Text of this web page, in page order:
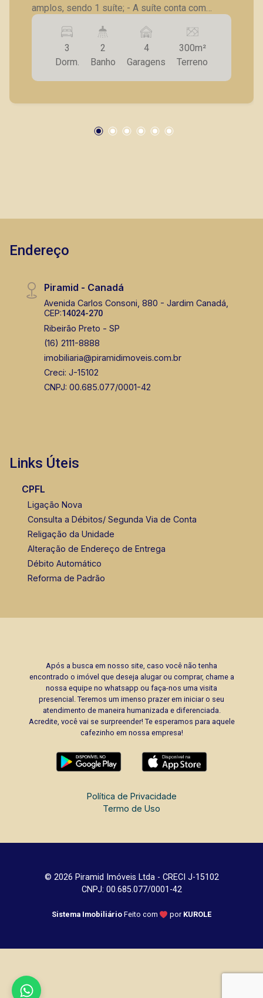
amplos, sendo 1 suíte; - A suíte conta com
closet planejado, portas de vidro reflecta e
espelho; - Banheiro da suíte com banheira de
hidromassagem dupla, com cascata e
cromoterapia; - Sala para 2 ambientes e cozinha
no conceito aberto; - Cozinha com armários
Brastemp, coifa, mesa de granito (via láctea) e
Lavanderia com armário planejado; - Banheiros
seus clientes com agilidade e segurança, em
mesmo nos principais lançamentos da cidade
de Ribeirão Preto.
3
Dorm.
2
Banho
4
Garagens
300m²
Terreno
Endereço
Piramid - Canadá
Avenida Carlos Consoni, 880 - Jardim Canadá,
CEP:14024-270
Ribeirão Preto - SP
(16) 2111-8888
imobiliaria@piramidimoveis.com.br
Creci: J-15102
CNPJ: 00.685.077/0001-42
Links Úteis
CPFL
Ligação Nova
Consulta a Débitos/ Segunda Via de Conta
Religação da Unidade
Alteração de Endereço de Entrega
Débito Automático
Reforma de Padrão
Após a busca em nosso site, caso você não tenha
encontrado o imóvel que deseja alugar ou comprar, chame a
nossa equipe no whatsapp ou faça-nos uma visita
presencial. Teremos um imenso prazer em iniciar o seu
atendimento de maneira humanizada e diferenciada.
Acredite, você vai se surpreender! Te esperamos para aquele
cafezinho em nossa empresa!
Política de Privacidade
Termo de Uso
© 2026 Piramid Imóveis Ltda - CRECI J-15102
CNPJ: 00.685.077/0001-42
Sistema Imobiliário Feito com por KUROLE